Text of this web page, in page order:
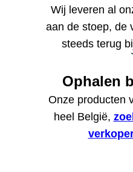
Wij leveren al
aan de stoep, de
steeds terug
Ophalen
Onze producten
heel België,